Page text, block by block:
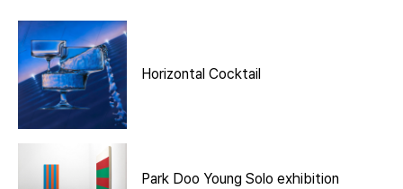
Horizontal Cocktail
Park Doo Young Solo exhibition